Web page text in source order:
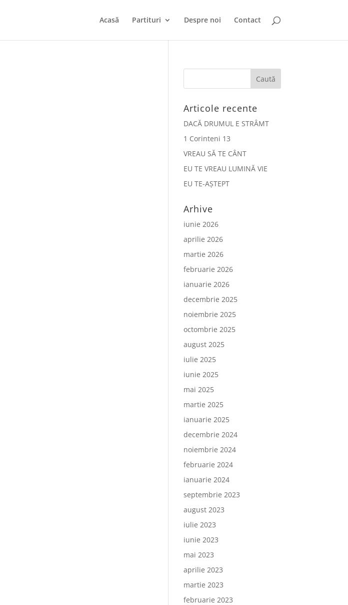
Acasă Partituri Despre noi Contact
Articole recente
DACĂ DRUMUL E STRÂMT
1 Corinteni 13
VREAU SĂ TE CÂNT
EU TE VREAU LUMINĂ VIE
EU TE-AȘTEPT
Arhive
iunie 2026
aprilie 2026
martie 2026
februarie 2026
ianuarie 2026
decembrie 2025
noiembrie 2025
octombrie 2025
august 2025
iulie 2025
iunie 2025
mai 2025
martie 2025
ianuarie 2025
decembrie 2024
noiembrie 2024
februarie 2024
ianuarie 2024
septembrie 2023
august 2023
iulie 2023
iunie 2023
mai 2023
aprilie 2023
martie 2023
februarie 2023